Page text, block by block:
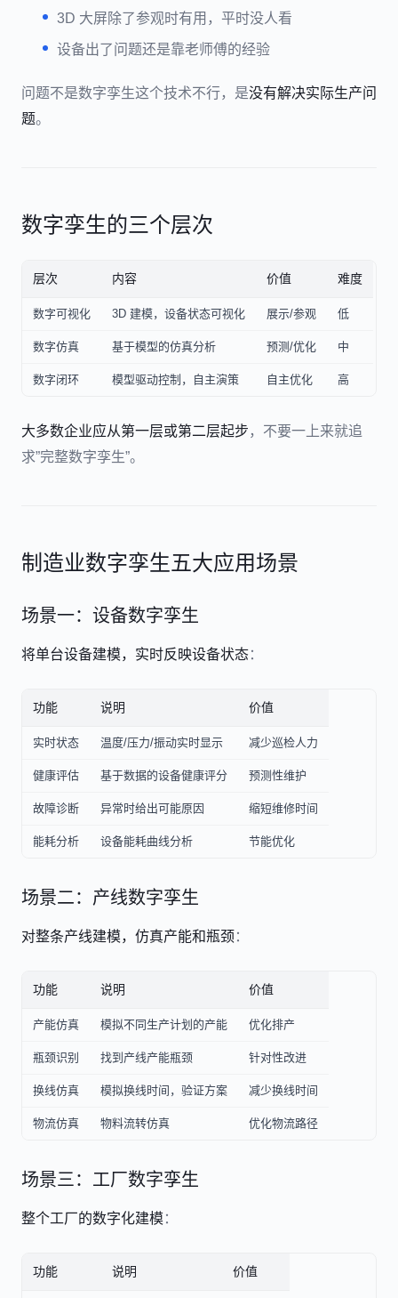
3D 大屏除了参观时有用，平时没人看
设备出了问题还是靠老师傅的经验
问题不是数字孪生这个技术不行，是没有解决实际生产问
题。
数字孪生的三个层次
层次 内容 价值 难度
数字可视化 3D 建模，设备状态可视化 展示/参观 低
数字仿真 基于模型的仿真分析 预测/优化 中
数字闭环 模型驱动控制，自主演策 自主优化 高
大多数企业应从第一层或第二层起步 ，不要一上来就追
求”完整数字孪生”。
制造业数字孪生五大应用场景
场景一：设备数字孪生
将单台设备建模，实时反映设备状态：
功能 说明 价值
实时状态 温度/压力/振动实时显示 减少巡检人力
健康评估 基于数据的设备健康评分 预测性维护
故障诊断 异常时给出可能原因 缩短维修时间
能耗分析 设备能耗曲线分析 节能优化
场景二：产线数字孪生
对整条产线建模，仿真产能和瓶颈 ：
功能 说明 价值
产能仿真 模拟不同生产计划的产能 优化排产
瓶颈识别 找到产线产能瓶颈 针对性改进
换线仿真 模拟换线时间，验证方案 减少换线时间
物流仿真 物料流转仿真 优化物流路径
场景三：工厂数字孪生
整个工厂的数字化建模：
功能 说明 价值